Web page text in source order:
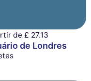
de £ 27.13
de Londres